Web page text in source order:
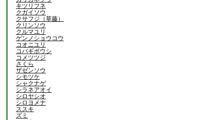
キツリフネ
クガイソウ
クサフジ（草藤）
クリンソウ
クルマユリ
ゲンノショウコウ
コオニユリ
コバギボウシ
コメツツジ
さくら
ザゼンソウ
シモツケ
シャクナゲ
シラネアオイ
シロヤシオ
シロヨメナ
ススキ
ズミ